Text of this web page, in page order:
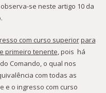
se neste artigo 10 da
com curso superiorpara
primeiro tenente, pois há
Comando, o qual nos
com todas as
e o ingresso com curso